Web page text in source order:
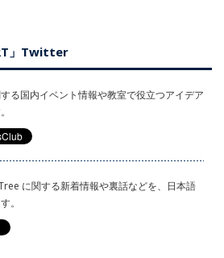
」Twitter
る国内イベント情報や教室で役立つアイデア
に関する新着情報や裏話などを、日本語
。